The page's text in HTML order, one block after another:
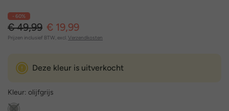
- 60%
€ 49,99 € 19,99
Prijzen inclusief BTW, excl. Verzendkosten
Deze kleur is uitverkocht
Kleur: olijfgrijs